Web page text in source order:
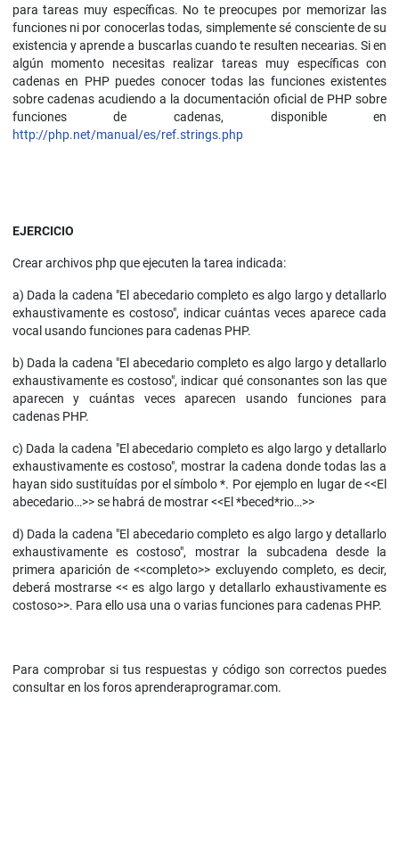
para tareas muy específicas. No te preocupes por memorizar las
funciones ni por conocerlas todas, simplemente sé consciente de su
existencia y aprende a buscarlas cuando te resulten necearias. Si en
algún momento necesitas realizar tareas muy específicas con
cadenas en PHP puedes conocer todas las funciones existentes
sobre cadenas acudiendo a la documentación oficial de PHP sobre
funciones de cadenas, disponible en
http://php.net/manual/es/ref.strings.php
EJERCICIO
Crear archivos php que ejecuten la tarea indicada:
a) Dada la cadena "El abecedario completo es algo largo y detallarlo
exhaustivamente es costoso", indicar cuántas veces aparece cada
vocal usando funciones para cadenas PHP.
b) Dada la cadena "El abecedario completo es algo largo y detallarlo
exhaustivamente es costoso", indicar qué consonantes son las que
aparecen y cuántas veces aparecen usando funciones para
cadenas PHP.
c) Dada la cadena "El abecedario completo es algo largo y detallarlo
exhaustivamente es costoso", mostrar la cadena donde todas las a
hayan sido sustituídas por el símbolo *. Por ejemplo en lugar de <<El
abecedario…>> se habrá de mostrar <<El *beced*rio…>>
d) Dada la cadena "El abecedario completo es algo largo y detallarlo
exhaustivamente es costoso", mostrar la subcadena desde la
primera aparición de <<completo>> excluyendo completo, es decir,
deberá mostrarse << es algo largo y detallarlo exhaustivamente es
costoso>>. Para ello usa una o varias funciones para cadenas PHP.
Para comprobar si tus respuestas y código son correctos puedes
consultar en los foros aprenderaprogramar.com.